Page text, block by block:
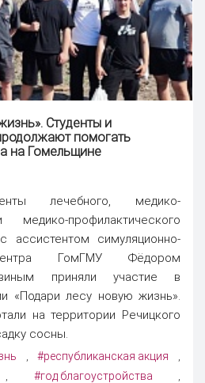
Студенты и
помогать
на Гомельщине
лечебного, медико-
медико-профилактического
ассистентом симуляционно-
центра ГомГМУ Фёдором
приняли участие в
«Подари лесу новую жизнь».
на территории Речицкого
сосны.
,#республиканская акция ,
#год благоустройства ,